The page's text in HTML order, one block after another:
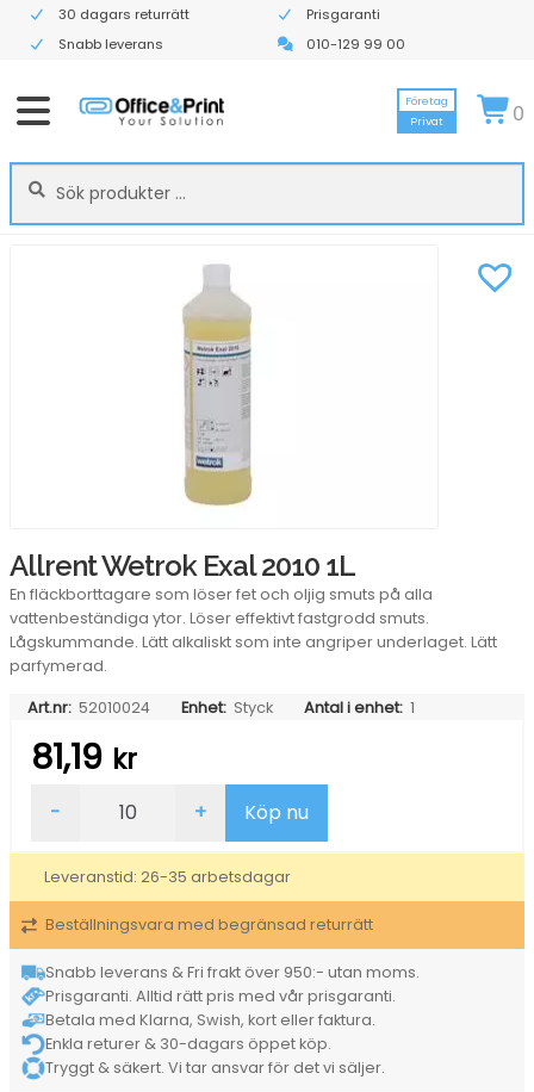
30 dagars returrätt
Prisgaranti
Snabb leverans
010-129 99 00
Sök
efter:
Sök
Företag
Privat
0
Allrent Wetrok Exal 2010 1L
En fläckborttagare som löser fet och oljig smuts på alla
vattenbeständiga ytor. Löser effektivt fastgrodd smuts.
Lågskummande. Lätt alkaliskt som inte angriper underlaget. Lätt
parfymerad.
Art.nr: 52010024 Enhet: Styck Antal i enhet: 1
81,19 kr
Wetrok
2010
mängd
- + Köp nu
Leveranstid: 26-35 arbetsdagar
Beställningsvara med begränsad returrätt
Snabb leverans & Fri frakt över 950:- utan moms.
Prisgaranti. Alltid rätt pris med vår prisgaranti.
Betala med Klarna, Swish, kort eller faktura.
Enkla returer & 30-dagars öppet köp.
Tryggt & säkert. Vi tar ansvar för det vi säljer.